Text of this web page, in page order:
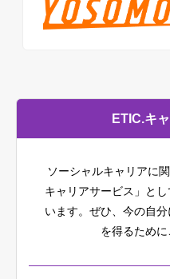
ETIC.キ
ソーシャルキャリアに
キャリアサービス」と
います。 ぜひ、今の自
を得るために